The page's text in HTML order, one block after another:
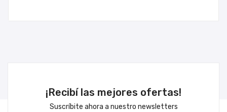
¡Recibí las mejores ofertas!
Suscríbite ahora a nuestro newsletters